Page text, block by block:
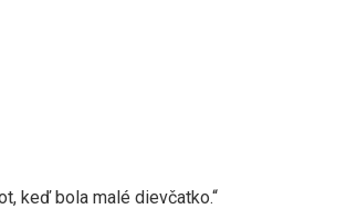
keď bola malé dievčatko.“